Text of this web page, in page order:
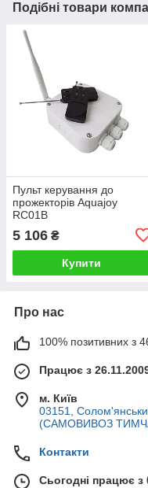
Подібні товари
Пульт керування до
прожекторів Aquajoy
RC01B
5 106 ₴
Купити
Про нас
100% позитивних з 46
Працює з
м. Київ
03151,
(САМОВИВОЗ
Контакти
Сьогодні працює з